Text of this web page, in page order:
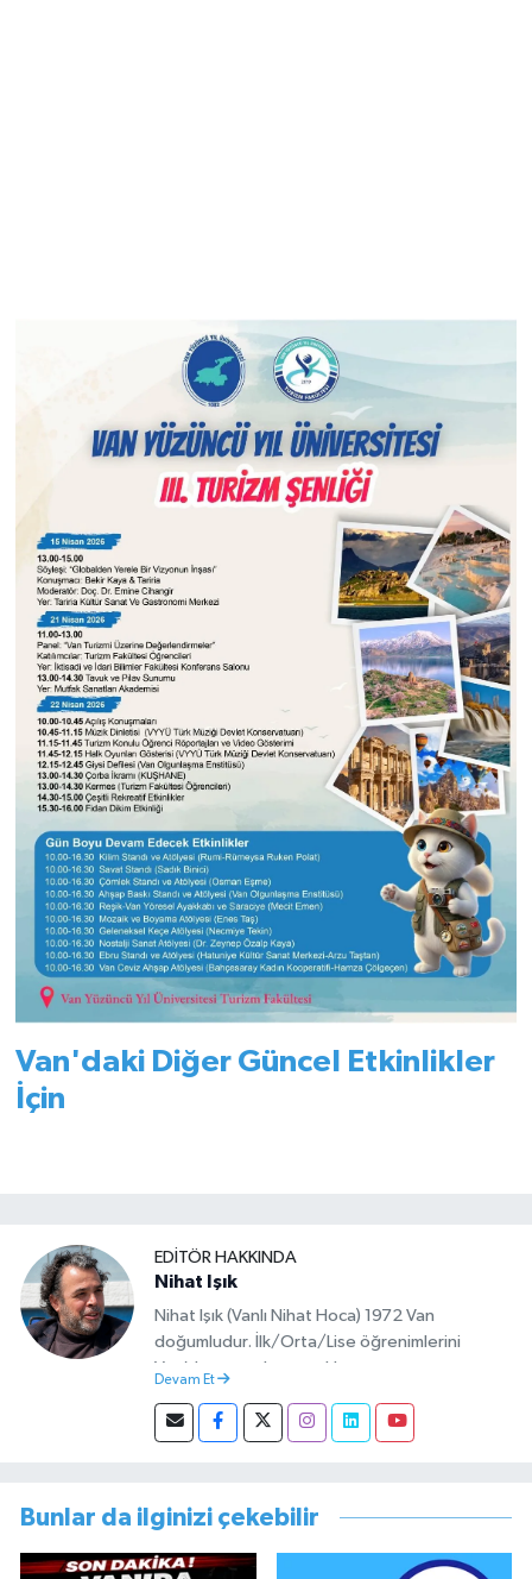
Van'daki Diğer Güncel Etkinlikler
İçin
EDITÖR HAKKINDA
Nihat Işık
Nihat Işık (Vanlı Nihat Hoca) 1972 Van
doğumludur. İlk/Orta/Lise öğrenimlerini
Van’da tamamlamıştır. Hacettepe mezunu
başlamıştır. Asteğmen olarak yaptığı vatani
görevi dönüşü Van Sosyal Hizmetler İl
görevini yürütürken istifa edip sosyal medyayı
tercih etmiştir.
Devam Et
Bunlar da ilginizi çekebilir